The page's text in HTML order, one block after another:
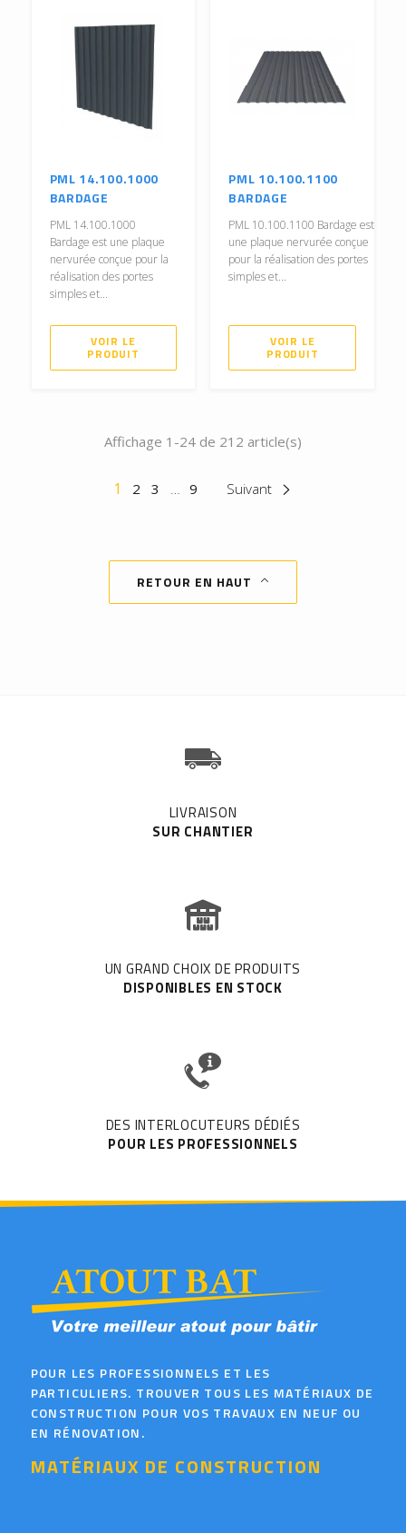
PML 14.100.1000
BARDAGE
PML 14.100.1000
Bardage est une plaque
nervurée conçue pour la
réalisation des portes
simples et...
VOIR LE
PRODUIT
PML 10.100.1100
BARDAGE
PML 10.100.1100 Bardage est
une plaque nervurée conçue
pour la réalisation des portes
simples et...
VOIR LE
PRODUIT
Affichage 1-24 de 212 article(s)
1 2 3 9 Suivant c
RETOUR EN HAUT b
LIVRAISON
SUR CHANTIER
UN GRAND CHOIX DE PRODUITS
DISPONIBLES EN STOCK
DES INTERLOCUTEURS DÉDIÉS
POUR LES PROFESSIONNELS
POUR LES PROFESSIONNELS ET LES
PARTICULIERS. TROUVER TOUS LES MATÉRIAUX DE
CONSTRUCTION POUR VOS TRAVAUX EN NEUF OU
EN RÉNOVATION.
MATÉRIAUX DE CONSTRUCTION